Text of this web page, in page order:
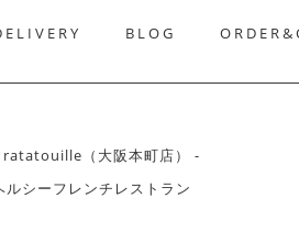
BLOG
ratatouille（大阪本町店） -
ルシーフレンチレストラン